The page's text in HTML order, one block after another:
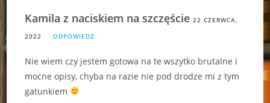
Kamila z naciskiem na szczęście22 CZERWCA,
2022
ODPOWIEDZ
Nie wiem czy jestem gotowa na te wszytko brutalne i
mocne opisy, chyba na razie nie pod drodze mi z tym
gatunkiem